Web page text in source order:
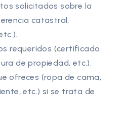
solicitados sobre la
catastral,
requeridos (certificado
de propiedad, etc.).
ofreces (ropa de cama,
etc.) si se trata de